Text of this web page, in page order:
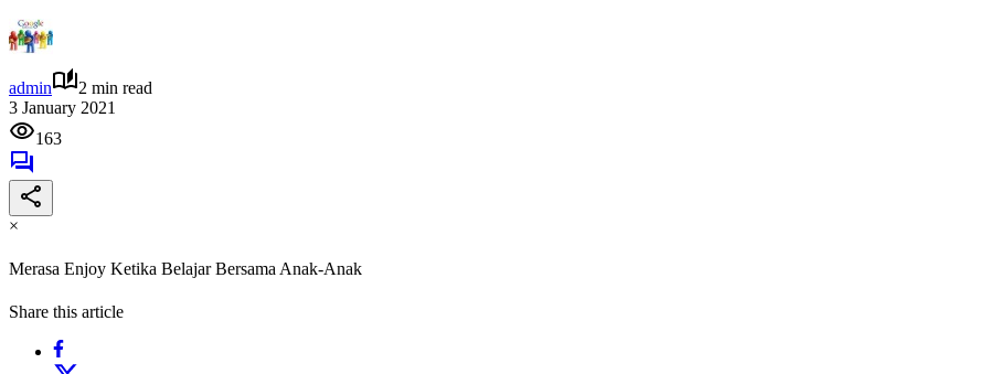
admin
2 min read
3 January 2021
163
×
Merasa Enjoy Ketika Belajar Bersama Anak-Anak
Share this article